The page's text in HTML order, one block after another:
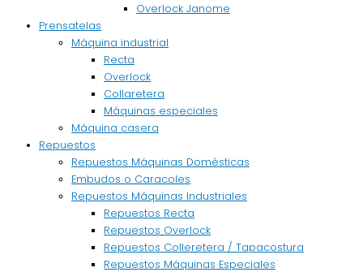
Overlock Janome
Prensatelas
Máquina industrial
Recta
Overlock
Collaretera
Máquinas especiales
Máquina casera
Repuestos
Repuestos Máquinas Domésticas
Embudos o Caracoles
Repuestos Máquinas Industriales
Repuestos Recta
Repuestos Overlock
Repuestos Colleretera / Tapacostura
Repuestos Máquinas Especiales